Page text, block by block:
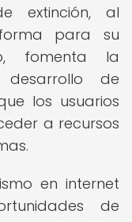
extinción, al
para su
fomenta la
de
los usuarios
a recursos
en internet
de